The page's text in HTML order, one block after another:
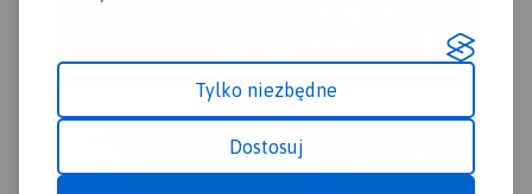
Tylko niezbędne
Dostosuj